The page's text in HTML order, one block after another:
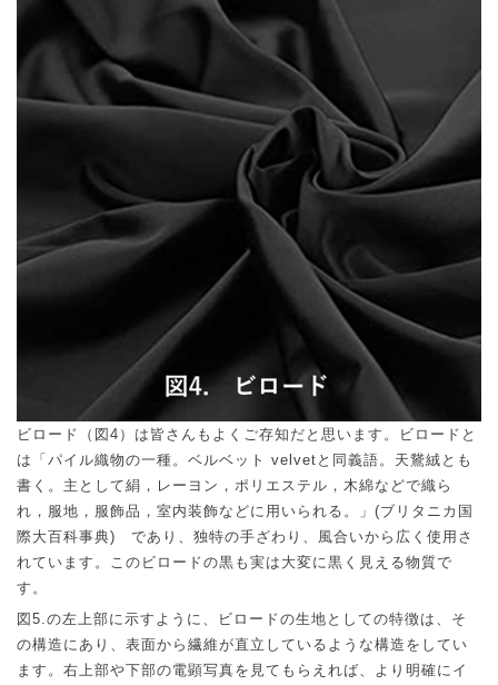
ビロード（図 4 ）は皆さんもよくご存知だと思います。ビロードと
は「パイル織物の一種。ベルベット velvet と同義語。天鵞絨とも
書く。主として絹，レーヨン，ポリエステル，木綿などで織ら
れ，服地，服飾品，室内装飾などに用いられる。」 (ブリタニカ国
際大百科事典) であり、独特の手ざわり、風合いから広く使用さ
れています。このビロードの黒も実は大変に黒く見える物質で
す。
図 5.の左上部に示すように、ビロードの生地としての特徴は、そ
の構造にあり、表面から繊維が直立しているような構造をしてい
ます。右上部や下部の電顕写真を見てもらえれば、より明確にイ